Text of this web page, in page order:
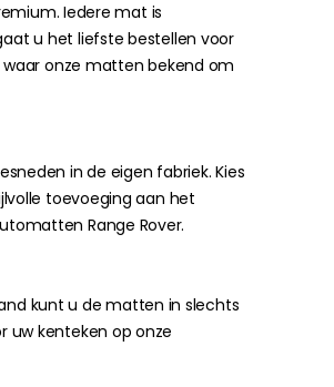
Iedere mat is
u het liefste bestellen voor
onze matten bekend om
in de eigen fabriek. Kies
toevoeging aan het
Range Rover.
kunt u de matten in slechts
uw kenteken op onze